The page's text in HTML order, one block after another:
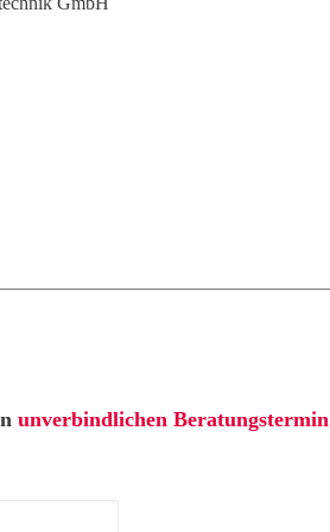
unverbindlichen Beratungstermin